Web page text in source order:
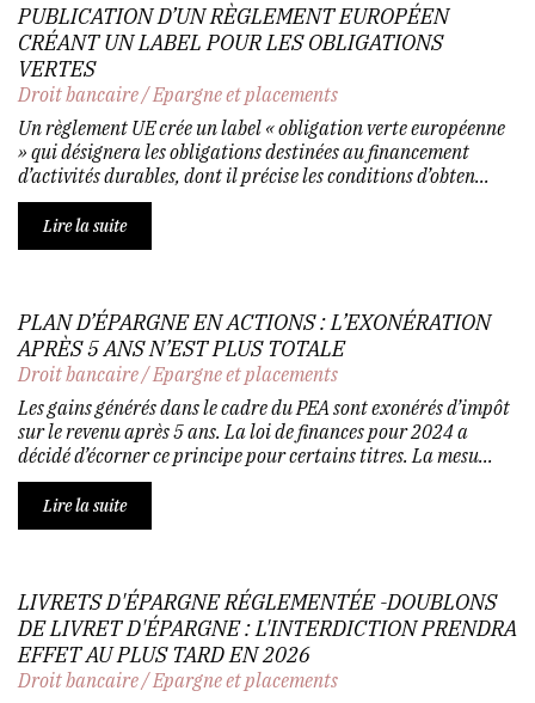
PUBLICATION D’UN RÈGLEMENT EUROPÉEN
CRÉANT UN LABEL POUR LES OBLIGATIONS
VERTES
Droit bancaire/Epargne et placements
Un règlement UE crée un label « obligation verte européenne
» qui désignera les obligations destinées au financement
d’activités durables, dont il précise les conditions d’obten...
Lire la suite
PLAN D’ÉPARGNE EN ACTIONS : L’EXONÉRATION
APRÈS 5 ANS N’EST PLUS TOTALE
Droit bancaire/Epargne et placements
Les gains générés dans le cadre du PEA sont exonérés d’impôt
sur le revenu après 5 ans. La loi de finances pour 2024 a
décidé d’écorner ce principe pour certains titres. La mesu...
Lire la suite
LIVRETS D'ÉPARGNE RÉGLEMENTÉE -DOUBLONS
DE LIVRET D'ÉPARGNE : L'INTERDICTION PRENDRA
EFFET AU PLUS TARD EN 2026
Droit bancaire/Epargne et placements